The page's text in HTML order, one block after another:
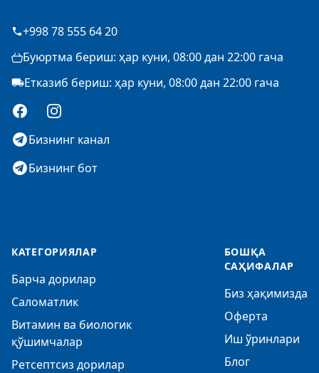
+998 78 555 64 20
Буюртма бериш: ҳар куни, 08:00 дан 22:00 гача
Етказиб бериш: ҳар куни, 08:00 дан 22:00 гача
FacebookInstagram
Бизнинг канал
Бизнинг бот
КАТЕГОРИЯЛАР
Барча дорилар
Саломатлик
Витамин ва биологик
қўшимчалар
Ретсептсиз дорилар
БОШҚА
САҲИФАЛАР
Биз ҳақимизда
Оферта
Иш ўринлари
Блог